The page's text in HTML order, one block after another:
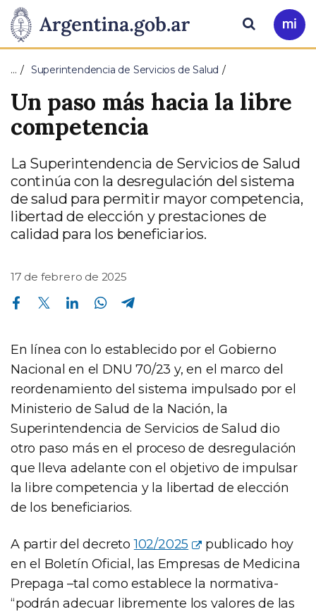
Presidencia
de
la
Nación
Pasar al contenido principal
Ir
a
Buscar
… Superintendencia de Servicios de Salud
Un paso más hacia la libre
competencia
La Superintendencia de Servicios de Salud
continúa con la desregulación del sistema
de salud para permitir mayor competencia,
libertad de elección y prestaciones de
calidad para los beneficiarios.
17 de febrero de 2025
Compartir en Facebook Compartir en Twitter Compartir en Linkedin Compartir en Whatsapp
En línea con lo establecido por el Gobierno
Nacional en el DNU 70/23 y, en el marco del
reordenamiento del sistema impulsado por el
Ministerio de Salud de la Nación, la
Superintendencia de Servicios de Salud dio
otro paso más en el proceso de desregulación
que lleva adelante con el objetivo de impulsar
la libre competencia y la libertad de elección
de los beneficiarios.
A partir del decreto102/2025
publicado hoy
en el Boletín Oficial, las Empresas de Medicina
Prepaga –tal como establece la normativa-
“podrán adecuar libremente los valores de las